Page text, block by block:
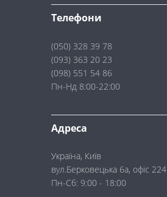
Телефони
(050) 328 39 78
(093) 363 20 23
(098) 551 54 86
Пн-Нд 8:00-22:00
Адреса
Україна, Київ
вул.Берковецька 6а, офіс 224
Пн-Сб: 9:00 - 18:00